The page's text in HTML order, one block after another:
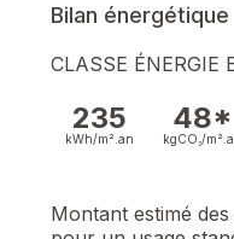
Bilan énergétique
CLASSE ÉNERGIE
235
kWh/m². an
48*
kgCO₂/m².
Montant estimé